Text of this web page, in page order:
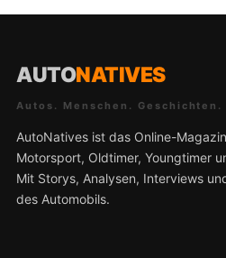
AUTONATIVES
Autos. Menschen. Geschichten.
AutoNatives ist das Online-
Motorsport, Oldtimer, Youngtimer
Mit Storys, Analysen, Interviews
des Automobils.